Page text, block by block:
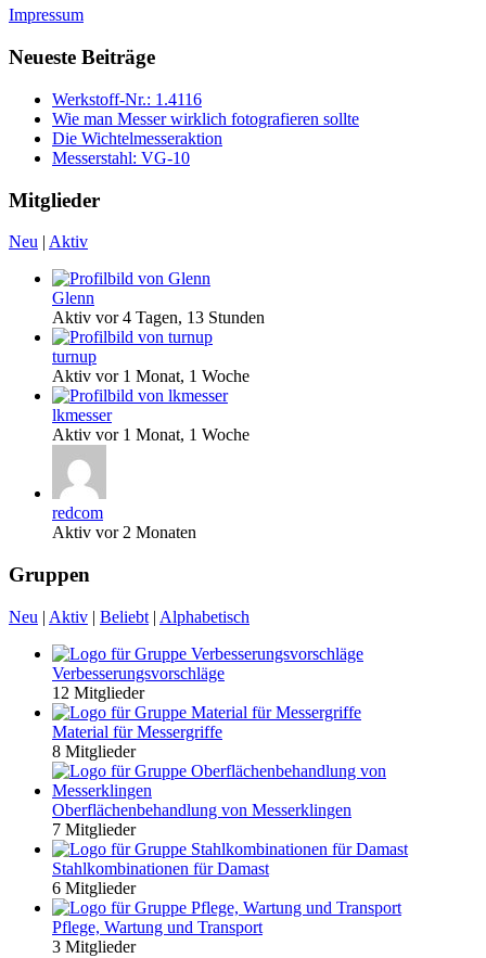
Impressum
Neueste Beiträge
Werkstoff-Nr.: 1.4116
Wie man Messer wirklich fotografieren sollte
Die Wichtelmesseraktion
Messerstahl: VG-10
Mitglieder
Neu | Aktiv
Glenn
Aktiv vor 4 Tagen, 13 Stunden
turnup
Aktiv vor 1 Monat, 1 Woche
lkmesser
Aktiv vor 1 Monat, 1 Woche
redcom
Aktiv vor 2 Monaten
Gruppen
Neu | Aktiv | Beliebt | Alphabetisch
Verbesserungsvorschläge
12 Mitglieder
Material für Messergriffe
8 Mitglieder
Oberflächenbehandlung von Messerklingen
7 Mitglieder
Stahlkombinationen für Damast
6 Mitglieder
Pflege, Wartung und Transport
3 Mitglieder